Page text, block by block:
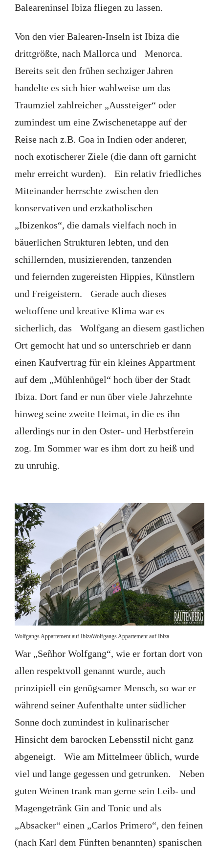
Baleareninsel Ibiza fliegen zu lassen.
Von den vier Balearen-Inseln ist Ibiza die
drittgrößte, nach Mallorca und Menorca.
Bereits seit den frühen sechziger Jahren
handelte es sich hier wahlweise um das
Traumziel zahlreicher „Aussteiger“ oder
zumindest um eine Zwischenetappe auf der
Reise nach z.B. Goa in Indien oder anderer,
noch exotischerer Ziele (die dann oft garnicht
mehr erreicht wurden). Ein relativ friedliches
Miteinander herrschte zwischen den
konservativen und erzkatholischen
„Ibizenkos“, die damals vielfach noch in
bäuerlichen Strukturen lebten, und den
schillernden, musizierenden, tanzenden
und feiernden zugereisten Hippies, Künstlern
und Freigeistern. Gerade auch dieses
weltoffene und kreative Klima war es
sicherlich, das Wolfgang an diesem gastlichen
Ort gemocht hat und so unterschrieb er dann
einen Kaufvertrag für ein kleines Appartment
auf dem „Mühlenhügel“ hoch über der Stadt
Ibiza. Dort fand er nun über viele Jahrzehnte
hinweg seine zweite Heimat, in die es ihn
allerdings nur in den Oster- und Herbstferein
zog. Im Sommer war es ihm dort zu heiß und
zu unruhig.
Wolfgangs Appartement auf IbizaWolfgangs Appartement auf Ibiza
War „Señhor Wolfgang“, wie er fortan dort von
allen respektvoll genannt wurde, auch
prinzipiell ein genügsamer Mensch, so war er
während seiner Aufenthalte unter südlicher
Sonne doch zumindest in kulinarischer
Hinsicht dem barocken Lebensstil nicht ganz
abgeneigt. Wie am Mittelmeer üblich, wurde
viel und lange gegessen und getrunken. Neben
guten Weinen trank man gerne sein Leib- und
Magengetränk Gin and Tonic und als
„Absacker“ einen „Carlos Primero“, den feinen
(nach Karl dem Fünften benannten) spanischen